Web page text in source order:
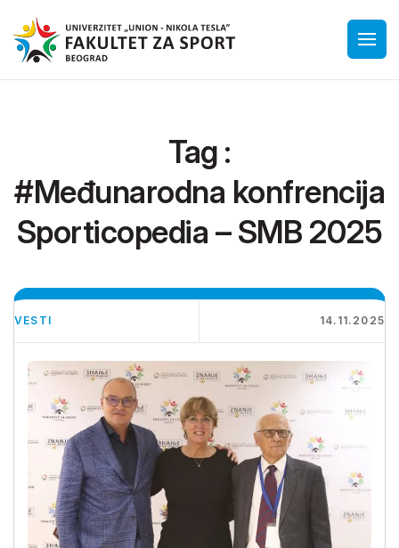
Tag :
#Međunarodna konfrencija
Sporticopedia – SMB 2025
VESTI 14.11.2025